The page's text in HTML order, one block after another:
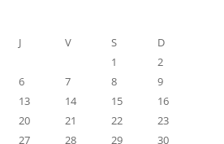
J V S
D
1
2
6 7 8
9
13 14 15
16
20 21 22
23
27 28 29 30